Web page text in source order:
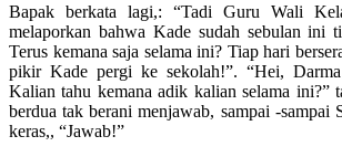
Bapak berkata lagi,: “Tadi Guru Wali
melaporkan bahwa Kade sudah sebulan ini
Terus kemana saja selama ini? Tiap hari
pikir Kade pergi ke sekolah!”. “Hei,
Kalian tahu kemana adik kalian selama ini?”
berdua tak berani menjawab, sampai -sampai
keras,, “Jawab!”